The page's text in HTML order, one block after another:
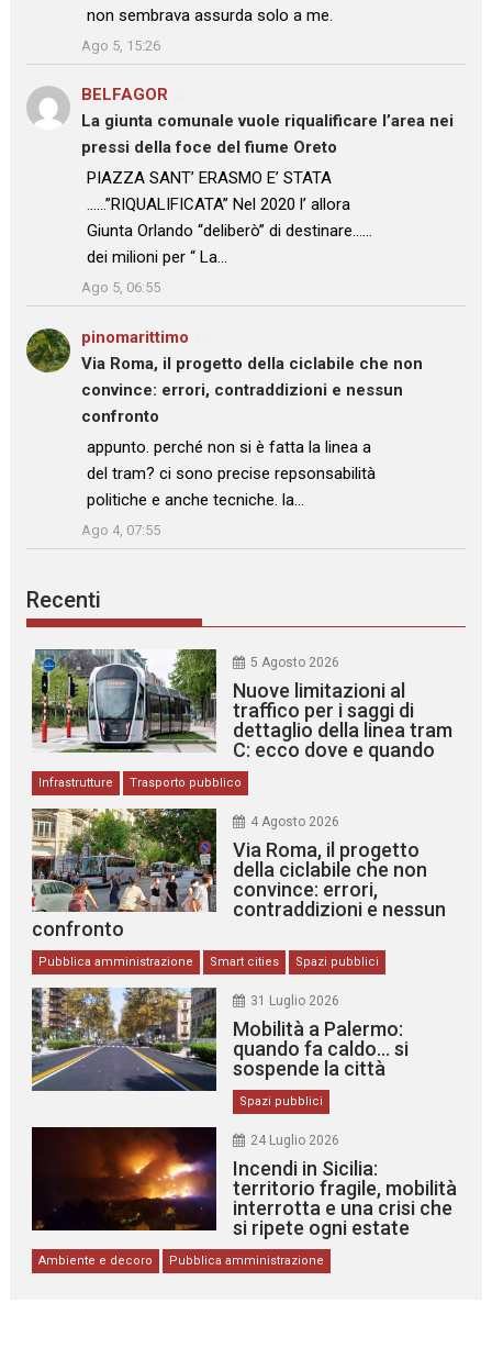
non sembrava assurda solo a me.
”
Ago 5, 15:26
BELFAGOR
La giunta comunale vuole riqualificare l’area nei
pressi della foce del fiume Oreto
: “PIAZZA SANT’ ERASMO E’ STATA
……”RIQUALIFICATA” Nel 2020 l’ allora
Giunta Orlando “deliberò” di destinare……
dei milioni per “ La…
”
Ago 5, 06:55
pinomarittimo
Via Roma, il progetto della ciclabile che non
convince: errori, contraddizioni e nessun
confronto
: “
appunto. perché non si è fatta la linea a
del tram? ci sono precise repsonsabilità
politiche e anche tecniche. la…
”
Ago 4, 07:55
Recenti
5 Agosto 2026
Nuove limitazioni al
traffico per i saggi di
dettaglio della linea tram
C: ecco dove e quando
Infrastrutture Trasporto pubblico
4 Agosto 2026
Via Roma, il progetto
della ciclabile che non
convince: errori,
contraddizioni e nessun
confronto
Pubblica amministrazione Smart cities Spazi pubblici
31 Luglio 2026
Mobilità a Palermo:
quando fa caldo… si
sospende la città
Spazi pubblici
24 Luglio 2026
Incendi in Sicilia:
territorio fragile, mobilità
interrotta e una crisi che
si ripete ogni estate
Ambiente e decoro Pubblica amministrazione